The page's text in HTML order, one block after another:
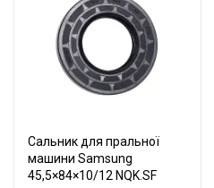
Сальник для пральної
машини Samsung
45,5×84×10/12 NQK.SF